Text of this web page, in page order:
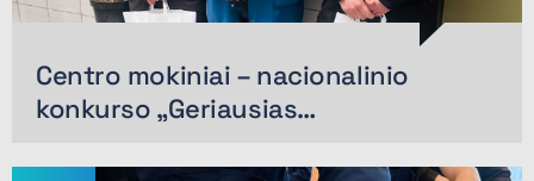
Centro mokiniai – nacionalinio
konkurso „Geriausias…